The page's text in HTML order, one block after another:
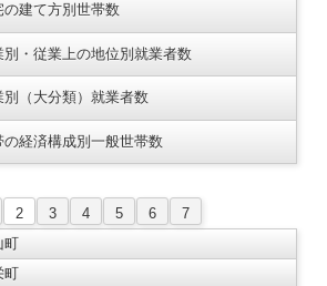
の建て方別世帯数
別・従業上の地位別就業者数
別（大分類）就業者数
の経済構成別一般世帯数
2 3 4 5 6
7
町
町